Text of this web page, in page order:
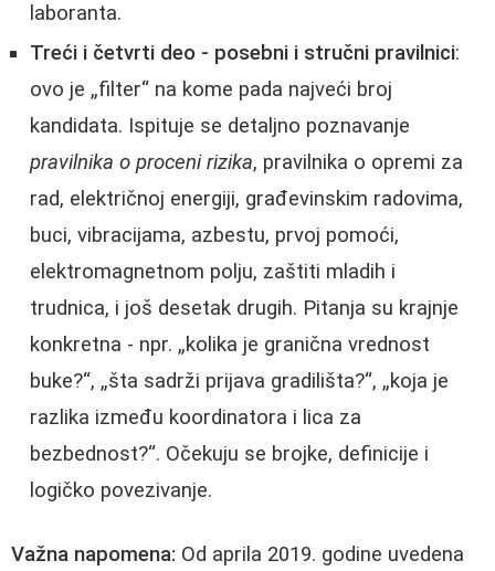
laboranta.
Treći i četvrti deo - posebni i stručni pravilnici:
ovo je „filter“ na kome pada najveći broj
kandidata. Ispituje se detaljno poznavanje
pravilnika o proceni rizika, pravilnika o opremi za
rad, električnoj energiji, građevinskim radovima,
buci, vibracijama, azbestu, prvoj pomoći,
elektromagnetnom polju, zaštiti mladih i
trudnica, i još desetak drugih. Pitanja su krajnje
konkretna - npr. „kolika je granična vrednost
buke?“, „šta sadrži prijava gradilišta?“, „koja je
razlika između koordinatora i lica za
bezbednost?“. Očekuju se brojke, definicije i
logičko povezivanje.
Važna napomena: Od aprila 2019. godine uvedena